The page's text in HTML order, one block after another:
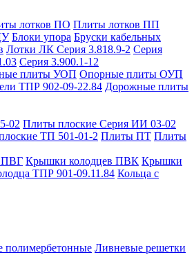
лотков ПО Плиты лотков ПП
Блоки упора Бруски кабельных
Лотки ЛК Серия 3.818.9-2 Серия
Серия 3.900.1-12
плиты УОП Опорные плиты ОУП
ТПР 902-09-22.84 Дорожные плиты
02 Плиты плоские Серия ИИ 03-02
ТП 501-01-2 Плиты ПТ Плиты
ПВГ Крышки колодцев ПВК Крышки
ТПР 901-09.11.84 Кольца с
полимербетонные Ливневые решетки